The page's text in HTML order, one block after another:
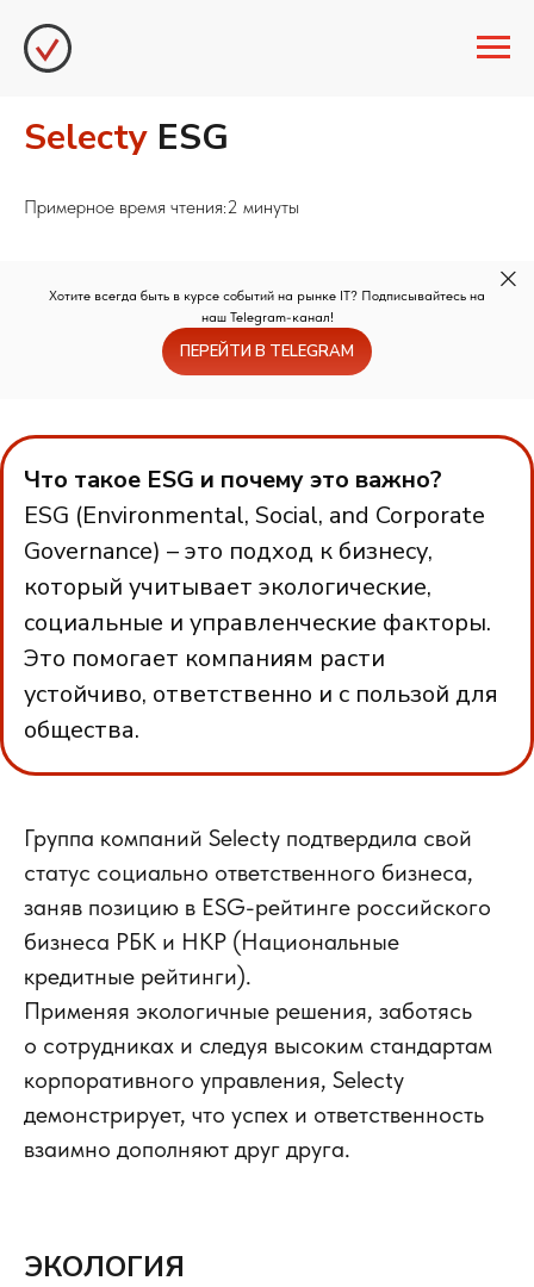
Selecty ESG
Примерное время чтения:2 минуты
Хотите всегда быть в курсе событий на рынке IT? Подписывайтесь на
наш Telegram-канал!
ПЕРЕЙТИ В TELEGRAM
Что такое ESG и почему это важно?
ESG (Environmental, Social, and Corporate
Governance) – это подход к бизнесу,
который учитывает экологические,
социальные и управленческие факторы.
Это помогает компаниям расти
устойчиво, ответственно и с пользой для
общества.
Группа компаний Selecty подтвердила свой
статус социально ответственного бизнеса,
заняв позицию в ESG-рейтинге российского
бизнеса РБК и НКР (Национальные
кредитные рейтинги).
Применяя экологичные решения, заботясь
о сотрудниках и следуя высоким стандартам
корпоративного управления, Selecty
демонстрирует, что успех и ответственность
взаимно дополняют друг друга.
ЭКОЛОГИЯ